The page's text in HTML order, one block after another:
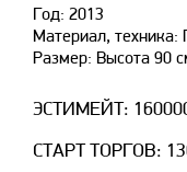
Год: 2013
Материал, техника:
Размер: Высота 90
ЭСТИМЕЙТ:
СТАРТ ТОРГОВ: